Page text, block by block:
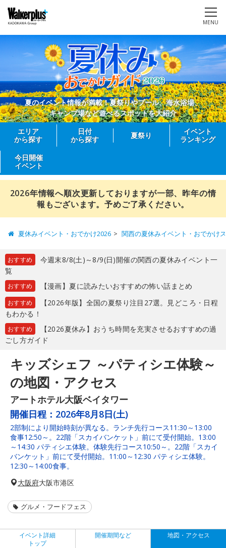
MENU
夏のイベント情報が満載！夏祭りやプール、海水浴場、
キャンプ場など遊べるスポットを大紹介
エリア
から探す
日付
から探す
夏祭り
イベント
ランキング
今日開催
イベント
2026年情報へ順次更新しておりますが一部、昨年の情
報もございます。予めご了承ください。
夏休みイベント・おでかけ2026 関西の夏休みイベント・おでかけ
おすすめ
今週末8/8(土)～8/9(日)開催の関西の夏休みイベント一
覧
おすすめ 【漫画】夏に読みたいおすすめの怖い話まとめ
おすすめ
【2026年版】全国の夏祭り注目27選。見どころ・日程
もわかる！
おすすめ
【2026夏休み】おうち時間を充実させるおすすめの過
ごし方ガイド
キッズシェフ ～パティシエ体験～
の地図・アクセス
アートホテル大阪ベイタワー
開催日程： 2026年8月8日(土)
2部制により開始時刻が異なる。ランチ先行コース11:30～13:00
食事12:50～。22階「スカイバンケット」前にて受付開始。13:00
～14:30 パティシエ体験。体験先行コース10:50～。22階「スカイ
バンケット」前にて受付開始。11:00～12:30 パティシエ体験。
12:30～14:00食事。
大阪府大阪市港区
グルメ・フードフェス
イベント詳細
トップ
開催期間など 地図・アクセス